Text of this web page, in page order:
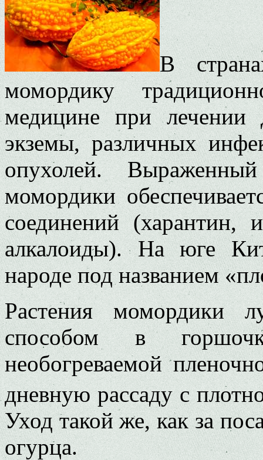
В
момордику
медицине при лечении
экземы, различных
опухолей.
момордики
соединений (харантин,
алкалоиды). На юге
народе под названием
Растения момордики
способом в
необогреваемой
дневную рассаду с
Уход такой же, как за
огурца.